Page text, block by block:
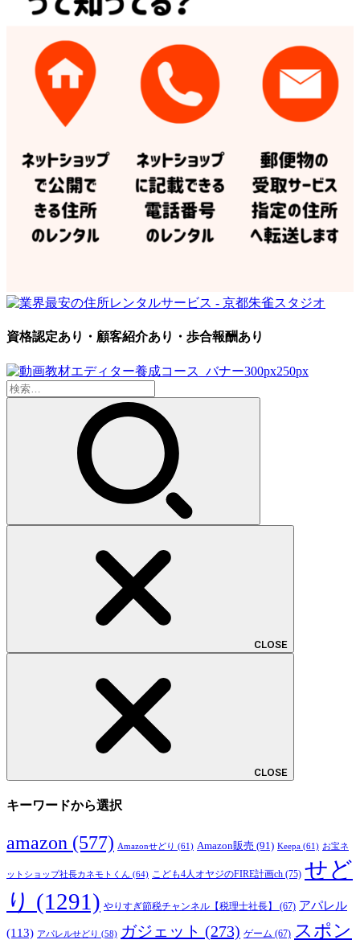
資格認定あり・顧客紹介あり・歩合報酬あり
検
索:
CLOSE
CLOSE
キーワードから選択
amazon (577) Amazonせどり (61) Amazon販売 (91) Keepa (61) お宝ネ
ットショップ社長カネモトくん (64) こども4人オヤジのFIRE計画ch (75) せど
り (1291) やりすぎ節税チャンネル【税理士社長】 (67) アパレル
(113) アパレルせどり (58) ガジェット (273) ゲーム (67) スポン